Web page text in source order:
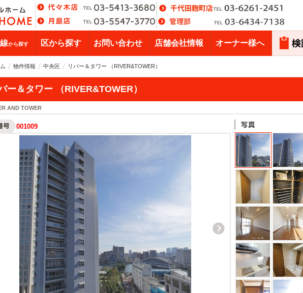
から探す 区から探す お問い合わせ 店舗会社情報 オーナー様へ
物件情報 中央区 リバー＆タワー （RIVER&TOWER）
ー＆タワー （RIVER&TOWER）
AND TOWER
001009